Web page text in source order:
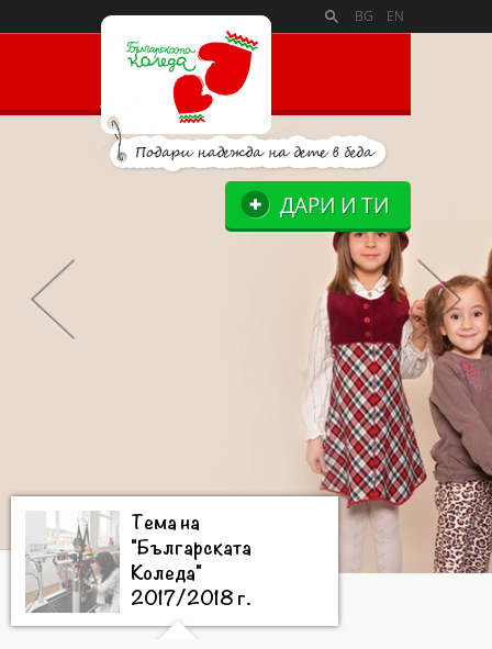
BG EN
ДАРИ И ТИ
Тема на
"Българската
Коледа"
2017/2018 г.